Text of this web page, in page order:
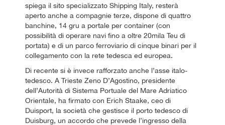
spiega il sito specializzato Shipping Italy, resterà
aperto anche a compagnie terze, dispone di quattro
banchine, 14 gru a portale per container (con
possibilità di operare navi fino a oltre 20mila Teu di
portata) e di un parco ferroviario di cinque binari per il
collegamento con la rete tedesca ed europea.
Di recente si è invece rafforzato anche l’asse italo-
tedesco. A Trieste Zeno D’Agostino, presidente
dell’Autorità di Sistema Portuale del Mare Adriatico
Orientale, ha firmato con Erich Staake, ceo di
Duisport, la società che gestisce il porto tedesco di
Duisburg, un accordo che prevede l’ingresso della